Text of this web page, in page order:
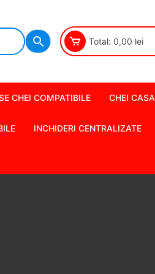
Total: 0,00 lei
CHEI COMPATIBILE CHEI CASA
INCHIDERI CENTRALIZATE